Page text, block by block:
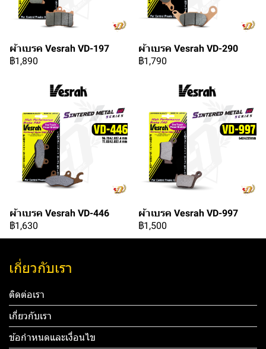
ผ้าเบรค Vesrah VD-197
฿1,890
ผ้าเบรค Vesrah VD-290
฿1,790
ผ้าเบรค Vesrah VD-446
฿1,630
ผ้าเบรค Vesrah VD-997
฿1,500
เกี่ยวกับเรา
ติดต่อเรา
เกี่ยวกับเรา
ข้อกำหนดและเงื่อนไข